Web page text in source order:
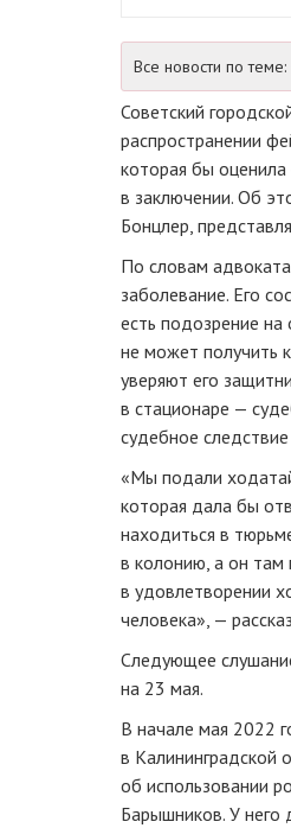
Все новости по теме:
Советский
распространении
которая бы
в заключении. Об
Бонцлер,
По словам
заболевание. Его
есть подозрение
не может получить
уверяют его
в стационаре —
судебное
«Мы подали
которая дала бы
находиться в
в колонию, а он там
в удовлетворении
человека», —
Следующее
на 23 мая.
В начале мая 2022
в Калининградской
об использовании
Барышников. У него